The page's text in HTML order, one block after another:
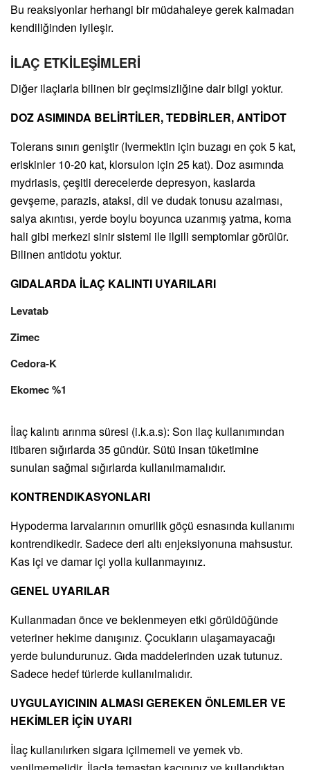
Bu reaksiyonlar herhangi bir müdahaleye gerek kalmadan
kendiliğinden iyileşir.
İLAÇ ETKİLEŞİMLERİ
Diğer ilaçlarla bilinen bir geçimsizliğine dair bilgi yoktur.
DOZ ASIMINDA BELİRTİLER, TEDBİRLER, ANTİDOT
Tolerans sınırı geniştir (Ivermektin için buzagı en çok 5 kat,
eriskinler 10-20 kat, klorsulon için 25 kat). Doz asımında
mydriasis, çeşitli derecelerde depresyon, kaslarda
gevşeme, parazis, ataksi, dil ve dudak tonusu azalması,
salya akıntısı, yerde boylu boyunca uzanmış yatma, koma
hali gibi merkezi sinir sistemi ile ilgili semptomlar görülür.
Bilinen antidotu yoktur.
GIDALARDA İLAÇ KALINTI UYARILARI
Levatab
Zimec
Cedora-K
Ekomec %1
İlaç kalıntı arınma süresi (i.k.a.s): Son ilaç kullanımından
itibaren sığırlarda 35 gündür. Sütü insan tüketimine
sunulan sağmal sığırlarda kullanılmamalıdır.
KONTRENDIKASYONLARI
Hypoderma larvalarının omurilik göçü esnasında kullanımı
kontrendikedir. Sadece deri altı enjeksiyonuna mahsustur.
Kas içi ve damar içi yolla kullanmayınız.
GENEL UYARILAR
Kullanmadan önce ve beklenmeyen etki görüldüğünde
veteriner hekime danışınız. Çocukların ulaşamayacağı
yerde bulundurunuz. Gıda maddelerinden uzak tutunuz.
Sadece hedef türlerde kullanılmalıdır.
UYGULAYICININ ALMASI GEREKEN ÖNLEMLER VE
HEKİMLER İÇİN UYARI
İlaç kullanılırken sigara içilmemeli ve yemek vb.